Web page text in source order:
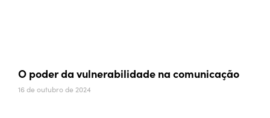
O poder da vulnerabilidade na comunicação
16 de outubro de 2024